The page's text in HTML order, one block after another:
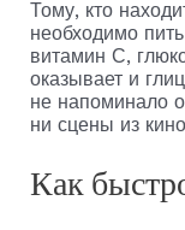
Тому, кто
необходимо
витамин С,
оказывает и
не напоминало
ни сцены из
Как